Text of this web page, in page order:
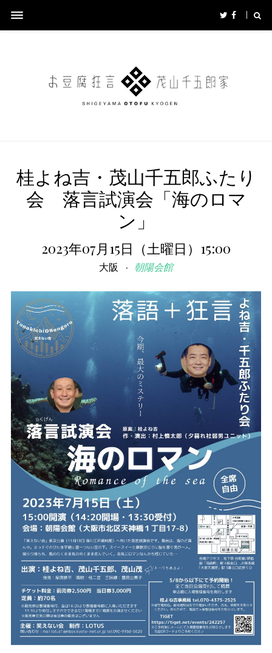
桂よね吉・茂山千五郎ふたり
会 落言試演会「海のロマ
ン」
2023年07月15日（土曜日）15:00
大阪 朝陽会館